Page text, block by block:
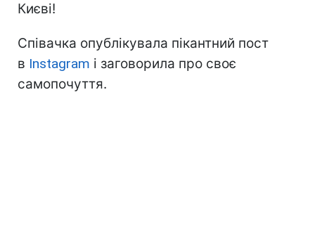
Києві!
Співачка опублікувала пікантний пост
в Instagram і заговорила про своє
самопочуття.